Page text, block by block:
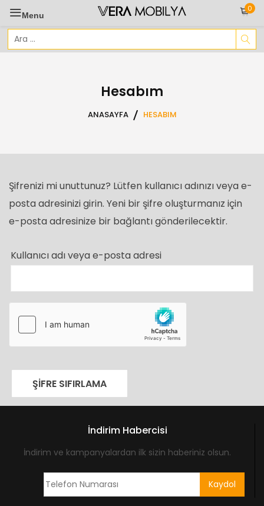
Skip
content
Menu
0
Arama
sonuçları:
Hesabım
ANASAYFA HESABIM
Şifrenizi mi unuttunuz? Lütfen kullanıcı adınızı veya e-
posta adresinizi girin. Yeni bir şifre oluşturmanız için
e-posta adresinize bir bağlantı gönderilecektir.
Kullanıcı adı veya e-posta adresi
ŞIFRE SIFIRLAMA
İndirim Habercisi
İndirim ve kampanyalardan ilk sizin haberiniz olsun.